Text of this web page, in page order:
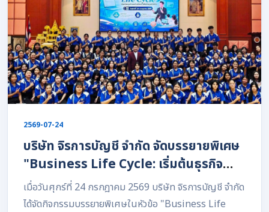
2569-07-24
บริษัท จิรการบัญชี จำกัด จัดบรรยายพิเศษ
"Business Life Cycle: เริ่มต้นธุรกิจ
อย่างมืออาชีพในยุคดิจิทัล" ให้แก่นักศึกษา
วิทยาลัยเทคนิคจันทบุรี
เมื่อวันศุกร์ที่ 24 กรกฎาคม 2569 บริษัท จิรการบัญชี จำกัด
ได้จัดกิจกรรมบรรยายพิเศษในหัวข้อ "Business Life